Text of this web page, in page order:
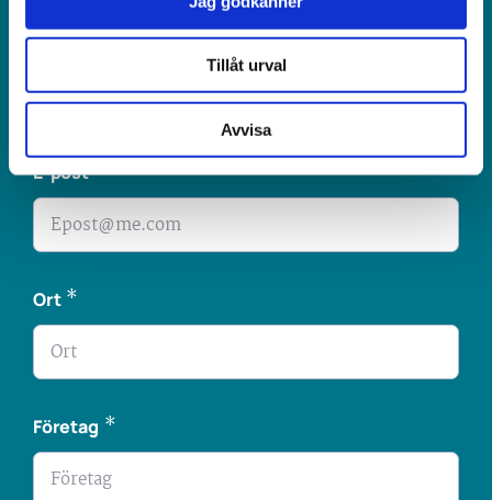
Tillåt urval
Avvisa
Telefonnummer*
E-post*
Ort *
Företag *